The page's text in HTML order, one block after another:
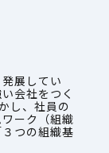
展してい
会社をつく
し、社員の
ーク（組織
つの組織基